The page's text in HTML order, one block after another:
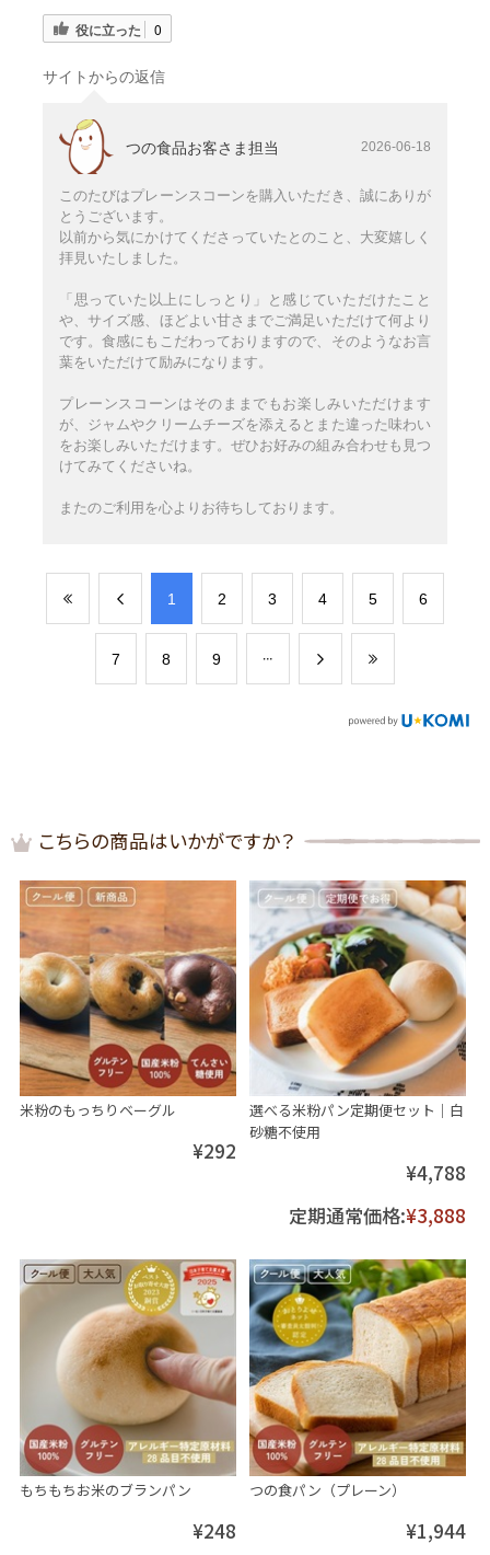
役に立った 0
サイトからの返信
つの食品お客さま担当 2026-06-18
このたびはプレーンスコーンを購入いただき、誠にありが
とうございます。
以前から気にかけてくださっていたとのこと、大変嬉しく
拝見いたしました。
「思っていた以上にしっとり」と感じていただけたこと
や、サイズ感、ほどよい甘さまでご満足いただけて何より
です。食感にもこだわっておりますので、そのようなお言
葉をいただけて励みになります。
プレーンスコーンはそのままでもお楽しみいただけます
が、ジャムやクリームチーズを添えるとまた違った味わい
をお楽しみいただけます。ぜひお好みの組み合わせも見つ
けてみてくださいね。
またのご利用を心よりお待ちしております。
​1 ​2 ​3 ​4 ​5 ​6
​7 ​8 ​9
こちらの商品はいかがですか？
米粉のもっちりベーグル
¥292
選べる米粉パン定期便セット│白
砂糖不使用
¥4,788
定期通常価格:¥3,888
もちもちお米のブランパン
¥248
つの食パン（プレーン）
¥1,944